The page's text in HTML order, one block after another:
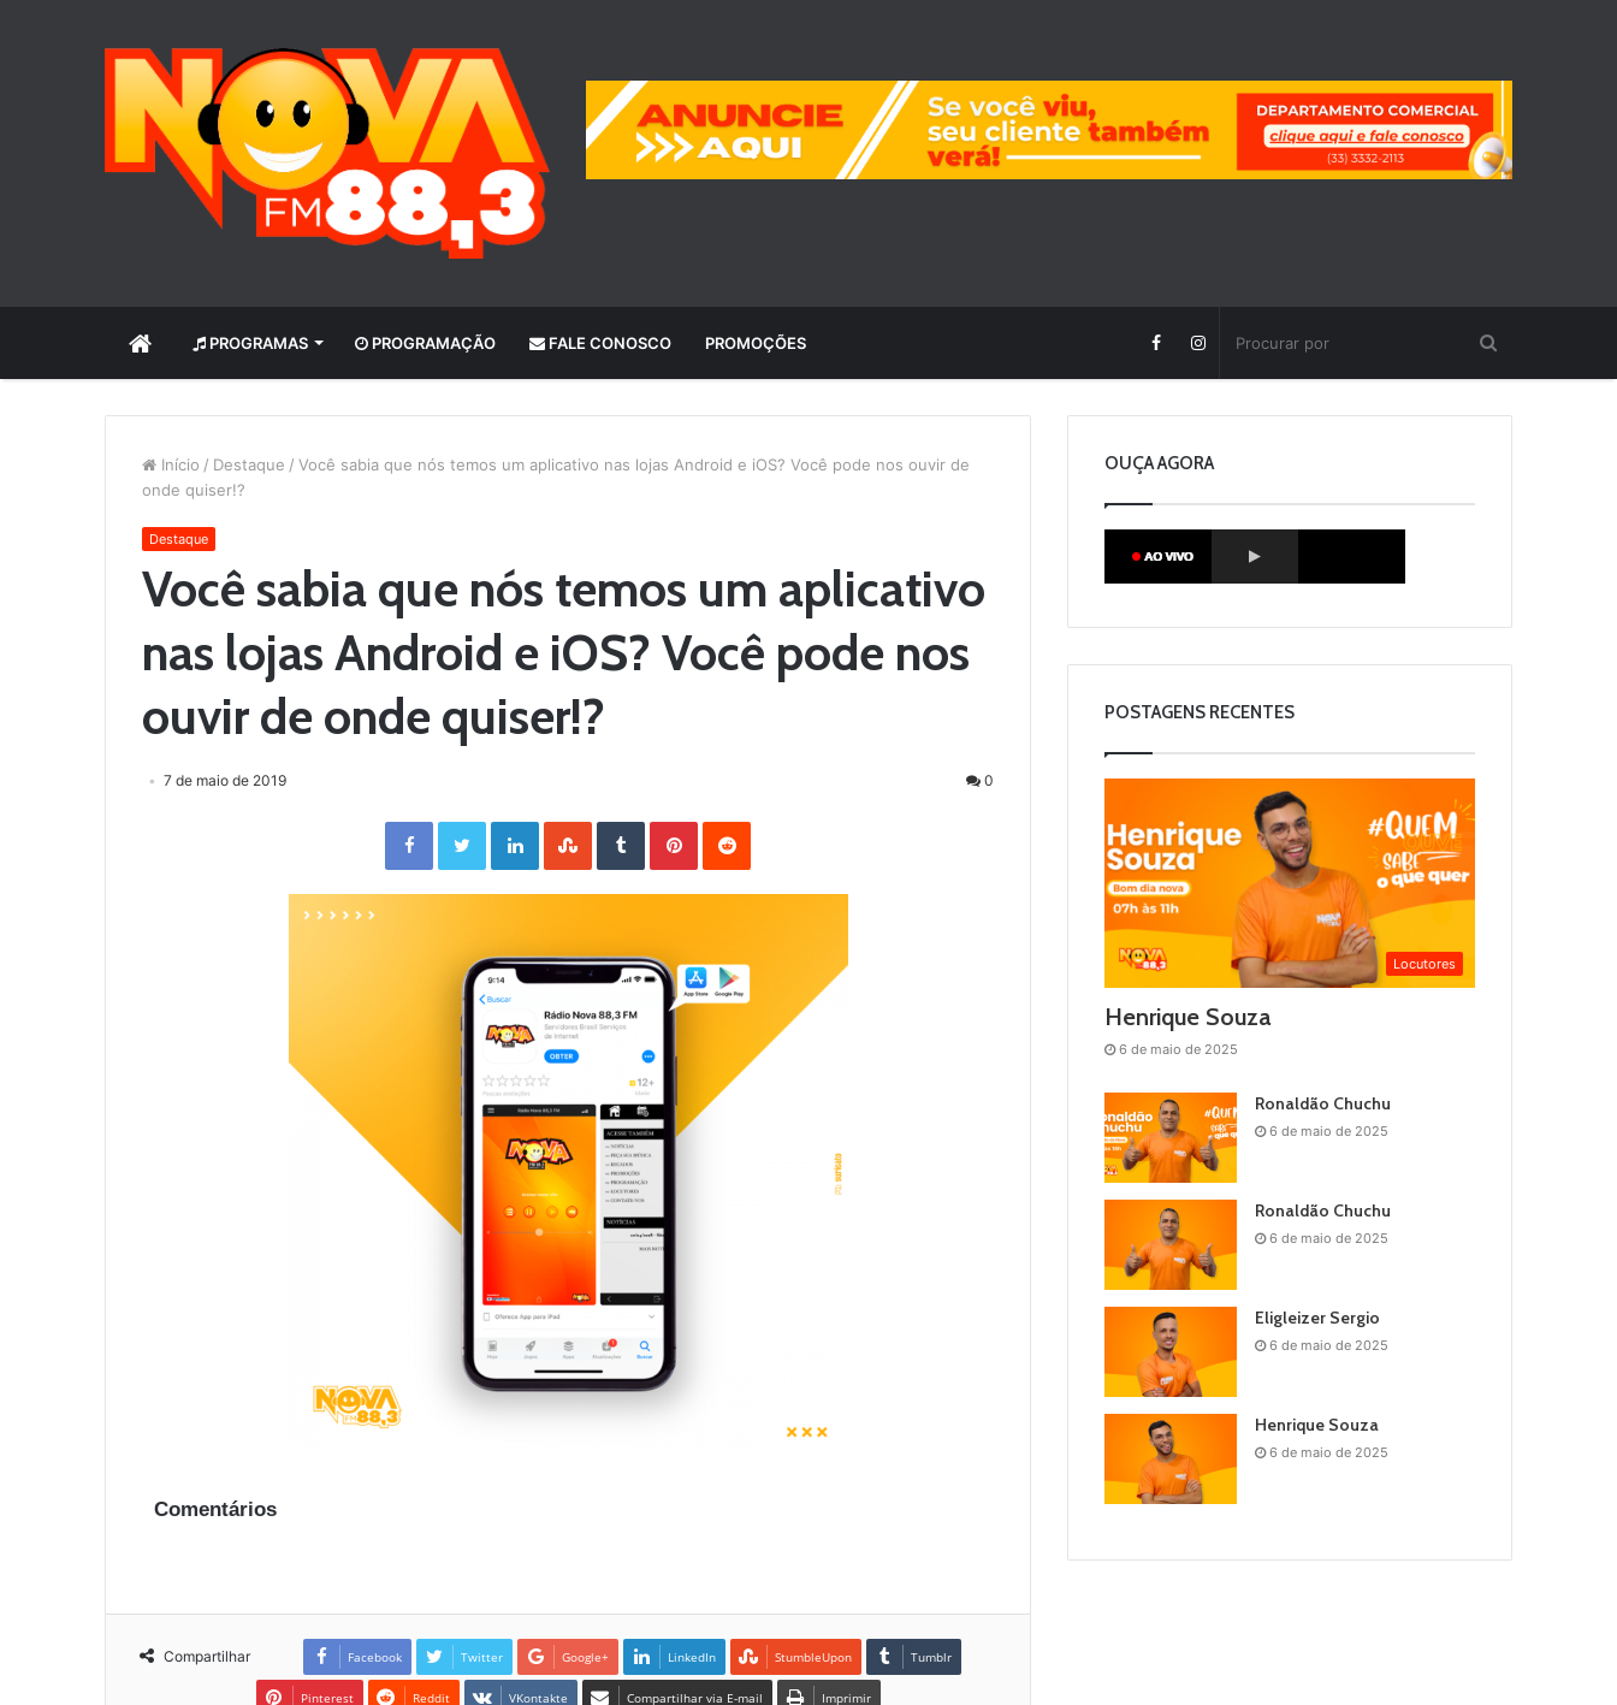
INÍCIO PROGRAMAS PROGRAMAÇÃO FALE CONOSCO PROMOÇÕES
Início / Destaque / Você sabia que nós temos um aplicativo nas lojas Android e iOS? Você pode nos ouvir de
onde quiser!?
Destaque
Você sabia que nós temos um aplicativo
nas lojas Android e iOS? Você pode nos
ouvir de onde quiser!?
7 de maio de 2019 0
Facebook Twitter LinkedIn StumbleUpon Tumblr Pinterest
Comentários
Compartilhar Facebook Twitter Google+ LinkedIn StumbleUpon Tumblr
Pinterest Reddit VKontakte Compartilhar via E-mail Imprimir
OUÇA AGORA
POSTAGENS RECENTES
Locutores
Henrique Souza
6 de maio de 2025
Ronaldão Chuchu
6 de maio de 2025
Ronaldão Chuchu
6 de maio de 2025
Eligleizer Sergio
6 de maio de 2025
Henrique Souza
6 de maio de 2025